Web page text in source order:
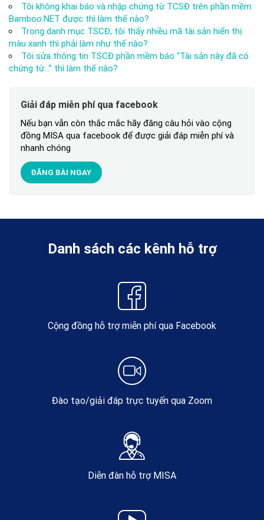
Tôi không khai báo và nhập chứng từ TCSĐ trên phần mềm
Bamboo.NET được thì làm thế nào?
Trong danh mục TSCĐ, tôi thấy nhiều mã tài sản hiển thị
màu xanh thì phải làm như thế nào?
Tôi sửa thông tin TSCĐ phần mềm báo “Tài sản này đã có
chứng từ…” thì làm thế nào?
Giải đáp miễn phí qua facebook
Nếu bạn vẫn còn thắc mắc hãy đăng câu hỏi vào cộng
đồng MISA qua facebook để được giải đáp miễn phí và
nhanh chóng
ĐĂNG BÀI NGAY
Danh sách các kênh hỗ trợ
Cộng đồng hỗ trợ miễn phí qua Facebook
Đào tạo/giải đáp trực tuyến qua Zoom
Diễn đàn hỗ trợ MISA